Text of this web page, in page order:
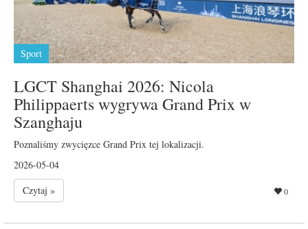
Sport
LGCT Shanghai 2026: Nicola
Philippaerts wygrywa Grand Prix w
Szanghaju
Poznaliśmy zwycięzce Grand Prix tej lokalizacji.
2026-05-04
Czytaj »
0